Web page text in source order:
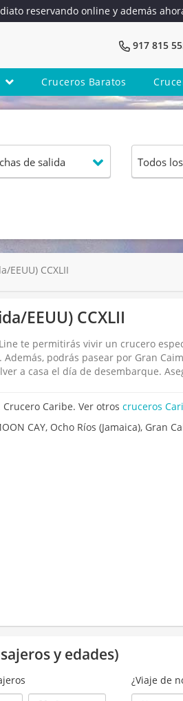
reservando online y además
917 815
Cruceros Baratos
CCXLII
EEUU) CCXLII
te permitirás vivir un crucero
podrás pasear por Gran
a casa el día de desembarque.
Crucero Caribe. Ver otroscruceros
CAY, Ocho Ríos (Jamaica), Gran
y edades)
¿Viaje de